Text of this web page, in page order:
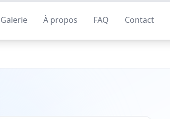
Galerie À propos FAQ Contact